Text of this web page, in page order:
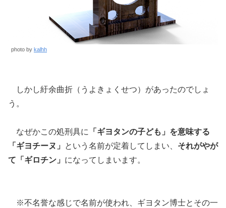
photo by kalhh
しかし紆余曲折（うよきょくせつ）があったのでしょ
う。
なぜかこの処刑具に
「ギヨタンの子ども」を意味する
「ギヨチーヌ」
という名前が定着してしまい、 それがやが
て「ギロチン」 になってしまいます。
※不名誉な感じで名前が使われ、ギヨタン博士とその一